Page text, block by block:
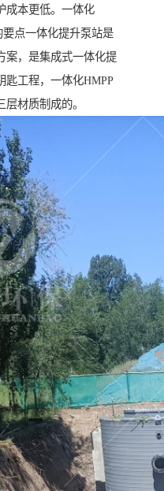
成本更低。一体化
点一体化提升泵站是
案，是集成式一体化提
匙工程，一体化HMPP
材质制成的。